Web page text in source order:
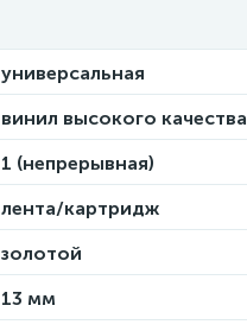
универсальная
винил высокого качества
1 (непрерывная)
лента/картридж
золотой
13 мм